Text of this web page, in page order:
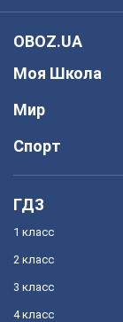
OBOZ.UA
Моя Школа
Мир
Спорт
ГДЗ
1 класс
2 класс
3 класс
4 класс